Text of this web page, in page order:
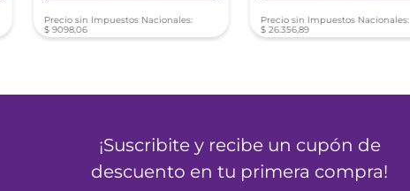
Precio sin Impuestos Nacionales:
$ 9098,06
Precio sin Impuestos Nacionales:
$ 26.356,89
¡Suscribite y recibe un cupón de
descuento en tu primera compra!